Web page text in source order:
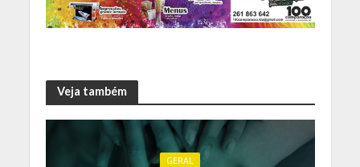
Veja também
GERAL